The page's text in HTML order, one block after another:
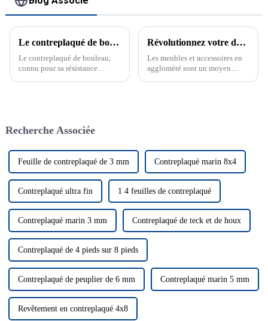
Le contreplaqué de bouleau révolutionne le travail du bois et la construction
Le contreplaqué de bouleau,
connu pour sa résistance
Révolutionnez votre décoration intérieure avec des meubles et des accessoires en aggloméré
Les meubles et accessoires en
aggloméré sont un moyen
Recherche Associée
Feuille de contreplaqué de 3 mm Contreplaqué marin 8x4
Contreplaqué ultra fin 1 4 feuilles de contreplaqué
Contreplaqué marin 3 mm Contreplaqué de teck et de houx
Contreplaqué de 4 pieds sur 8 pieds
Contreplaqué de peuplier de 6 mm Contreplaqué marin 5 mm
Revêtement en contreplaqué 4x8